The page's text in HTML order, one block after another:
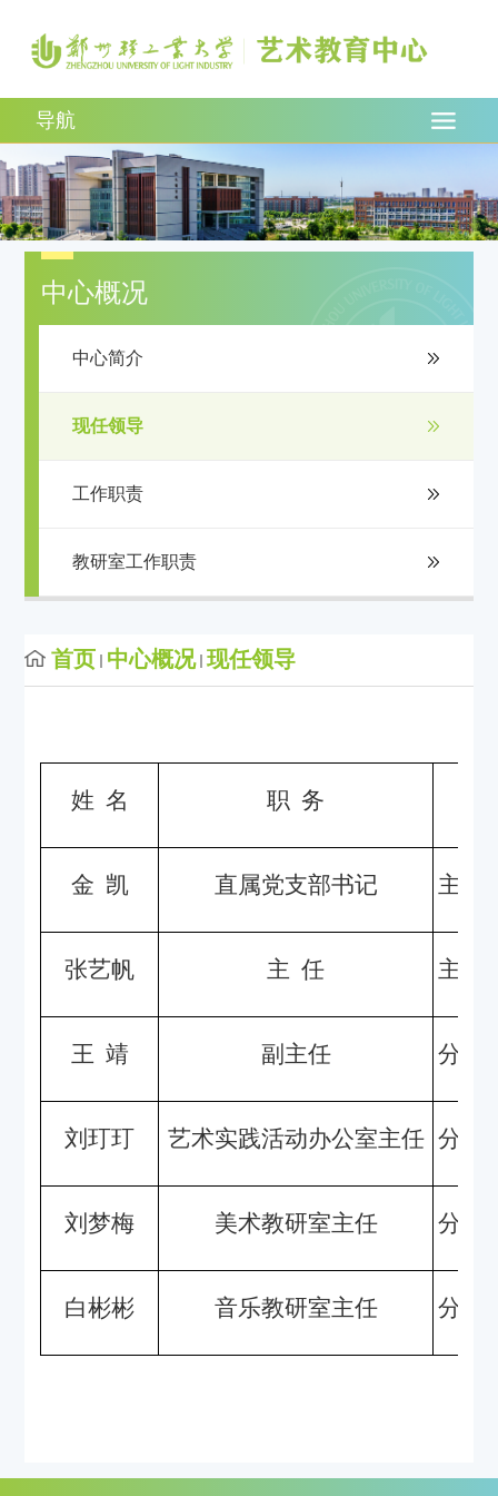
导航
中心概况
中心简介
现任领导
工作职责
教研室工作职责
首页 中心概况 现任领导
姓 名 职 务
金 凯 直属党支部书记 主持
张艺帆 主任 主持
王 靖 副主任 分管
刘玎玎 艺术实践活动办公室主任 分管
刘梦梅 美术教研室主任 分管
白彬彬 音乐教研室主任 分管